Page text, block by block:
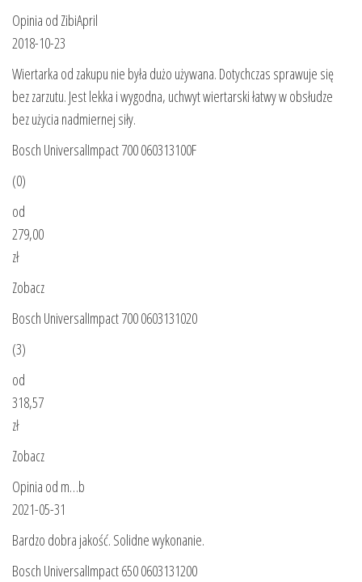
Opinia od ZibiApril
2018-10-23
Wiertarka od zakupu nie była dużo używana. Dotychczas sprawuje się
bez zarzutu. Jest lekka i wygodna, uchwyt wiertarski łatwy w obsłudze
bez użycia nadmiernej siły.
Bosch UniversalImpact 700 060313100F
(0)
od
279,00
zł
Zobacz
Bosch UniversalImpact 700 0603131020
(3)
od
318,57
zł
Zobacz
Opinia od m…b
2021-05-31
Bardzo dobra jakość. Solidne wykonanie.
Bosch UniversalImpact 650 0603131200